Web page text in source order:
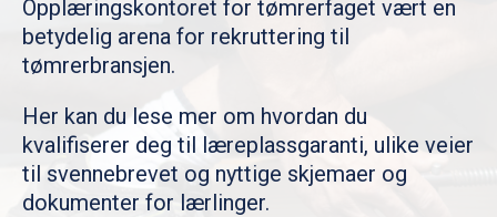
Opplæringskontoret for tømrerfaget vært en
betydelig arena for rekruttering til
tømrerbransjen.
Her kan du lese mer om hvordan du
kvalifiserer deg til læreplassgaranti, ulike veier
til svennebrevet og nyttige skjemaer og
dokumenter for lærlinger.